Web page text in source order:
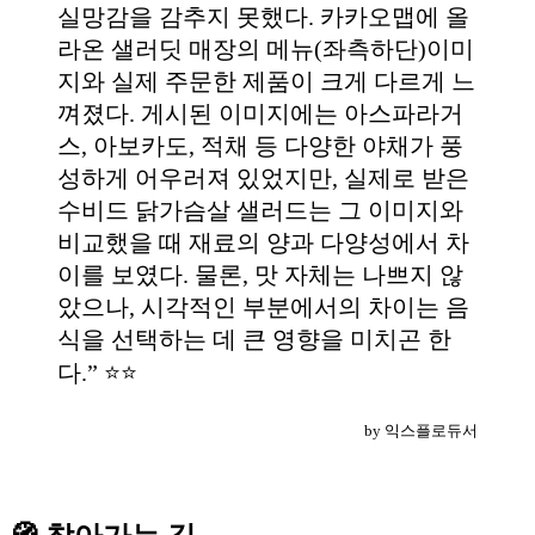
실망감을 감추지 못했다. 카카오맵에 올
라온 샐러딧 매장의 메뉴(좌측하단)이미
지와 실제 주문한 제품이 크게 다르게 느
껴졌다. 게시된 이미지에는 아스파라거
스, 아보카도, 적채 등 다양한 야채가 풍
성하게 어우러져 있었지만, 실제로 받은
수비드 닭가슴살 샐러드는 그 이미지와
비교했을 때 재료의 양과 다양성에서 차
이를 보였다. 물론, 맛 자체는 나쁘지 않
았으나, 시각적인 부분에서의 차이는 음
식을 선택하는 데 큰 영향을 미치곤 한
다.” ⭐️⭐️
by 익스플로듀서